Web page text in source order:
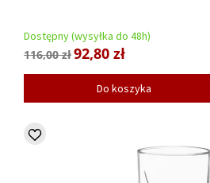
Dostępny (wysyłka do 48h)
116,00 zł92,80 zł
Do koszyka